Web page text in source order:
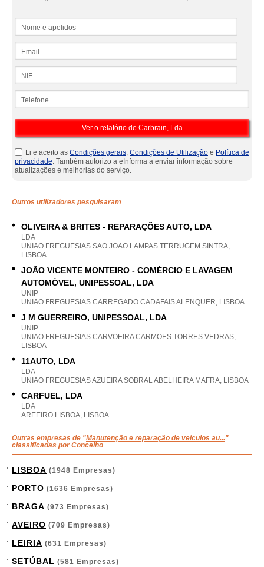
Li e aceito as Condições gerais, Condições de Utilização e Política de
privacidade. Também autorizo a eInforma a enviar informação sobre
atualizações e melhorias do serviço.
Outros utilizadores pesquisaram
OLIVEIRA & BRITES - REPARAÇÕES AUTO, LDA
LDA
UNIAO FREGUESIAS SAO JOAO LAMPAS TERRUGEM SINTRA,
LISBOA
JOÃO VICENTE MONTEIRO - COMÉRCIO E LAVAGEM
AUTOMÓVEL, UNIPESSOAL, LDA
UNIP
UNIAO FREGUESIAS CARREGADO CADAFAIS ALENQUER, LISBOA
J M GUERREIRO, UNIPESSOAL, LDA
UNIP
UNIAO FREGUESIAS CARVOEIRA CARMOES TORRES VEDRAS,
LISBOA
11AUTO, LDA
LDA
UNIAO FREGUESIAS AZUEIRA SOBRAL ABELHEIRA MAFRA, LISBOA
CARFUEL, LDA
LDA
AREEIRO LISBOA, LISBOA
Outras empresas de "Manutenção e reparação de veículos au..."
classificadas por Concelho
LISBOA (1948 Empresas)
PORTO (1636 Empresas)
BRAGA (973 Empresas)
AVEIRO (709 Empresas)
LEIRIA (631 Empresas)
SETÚBAL (581 Empresas)